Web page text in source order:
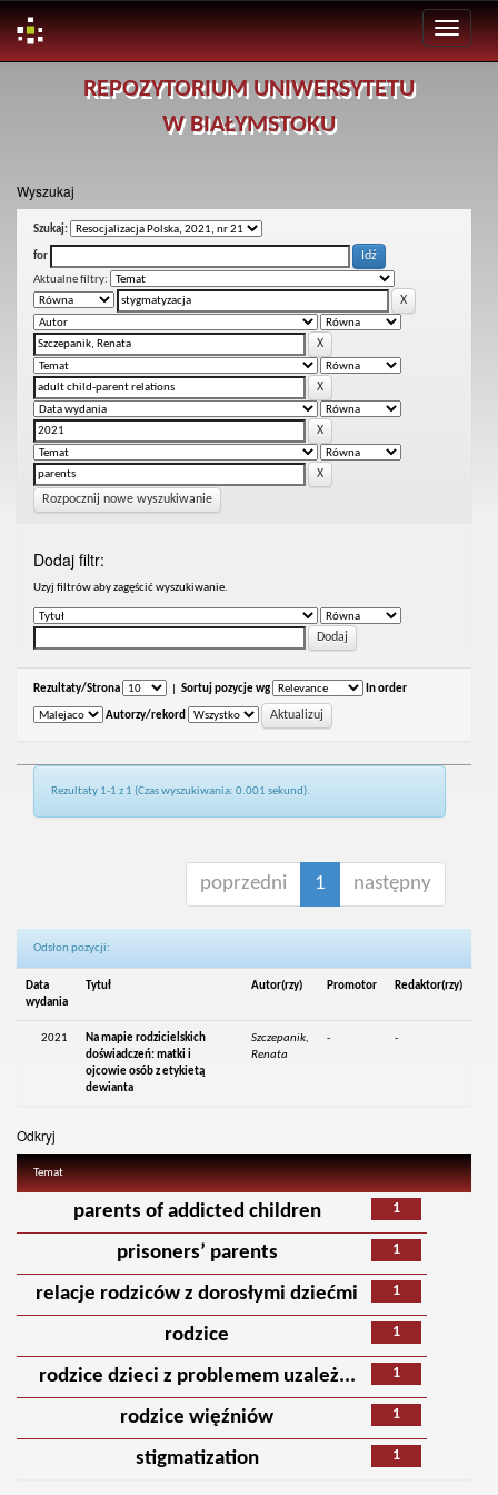
REPOZYTORIUM UNIWERSYTETU
W BIAŁYMSTOKU
Wyszukaj
Szukaj:
for
Aktualne filtry:
Rozpocznij nowe wyszukiwanie
Dodaj filtr:
Uzyj filtrów aby zagęścić wyszukiwanie.
Rezultaty/Strona Sortuj pozycje wg In order
Autorzy/rekord
Rezultaty 1-1 z 1 (Czas wyszukiwania: 0.001 sekund).
poprzedni 1 następny
Odsłon pozycji:
Data
wydania
Tytuł Autor(rzy) Promotor Redaktor(rzy)
2021
Na mapie rodzicielskich
doświadczeń: matki i
ojcowie osób z etykietą
dewianta
Szczepanik,
Renata
- -
Odkryj
Temat
1
parents of addicted children
1
prisoners’ parents
1
relacje rodziców z dorosłymi dziećmi
1
rodzice
1
rodzice dzieci z problemem uzależ...
1
rodzice więźniów
1
stigmatization